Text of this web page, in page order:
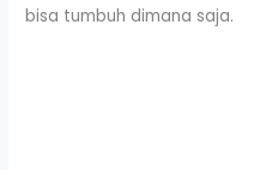
bisa tumbuh dimana saja.